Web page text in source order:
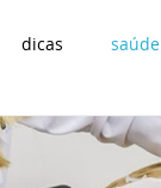
dicas saúde